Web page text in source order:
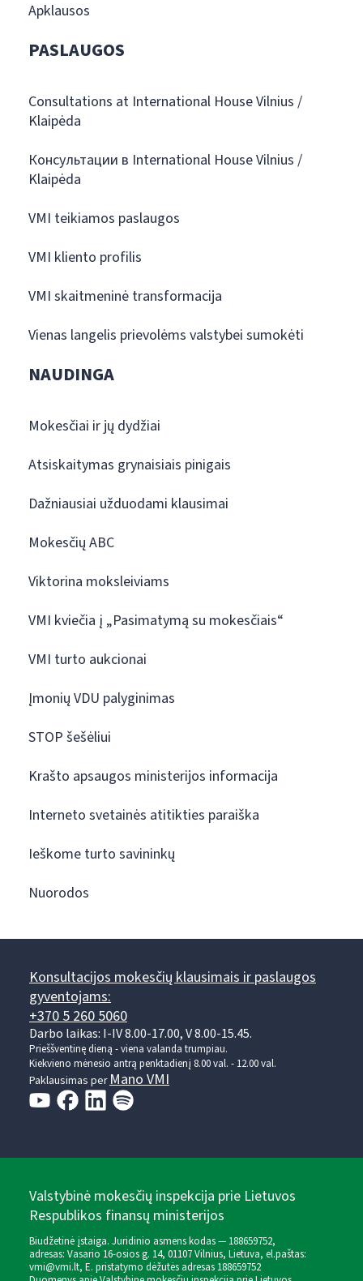
Apklausos
PASLAUGOS
Consultations at International House Vilnius /
Klaipėda
Консультации в International House Vilnius /
Klaipėda
VMI teikiamos paslaugos
VMI kliento profilis
VMI skaitmeninė transformacija
Vienas langelis prievolėms valstybei sumokėti
NAUDINGA
Mokesčiai ir jų dydžiai
Atsiskaitymas grynaisiais pinigais
Dažniausiai užduodami klausimai
Mokesčių ABC
Viktorina moksleiviams
VMI kviečia į „Pasimatymą su mokesčiais“
VMI turto aukcionai
Įmonių VDU palyginimas
STOP šešėliui
Krašto apsaugos ministerijos informacija
Interneto svetainės atitikties paraiška
Ieškome turto savininkų
Nuorodos
Konsultacijos mokesčių klausimais ir paslaugos
gyventojams:
+370 5 260 5060
Darbo laikas: I-IV 8.00-17.00, V 8.00-15.45.
Prieššventinę dieną - viena valanda trumpiau.
Kiekvieno mėnesio antrą penktadienį 8.00 val. - 12.00 val.
Paklausimas perMano VMI
Valstybinė mokesčių inspekcija prie Lietuvos
Respublikos finansų ministerijos
Biudžetinė įstaiga. Juridinio asmens kodas — 188659752,
adresas: Vasario 16-osios g. 14, 01107 Vilnius, Lietuva, el.paštas:
vmi@vmi.lt, E. pristatymo dėžutės adresas 188659752